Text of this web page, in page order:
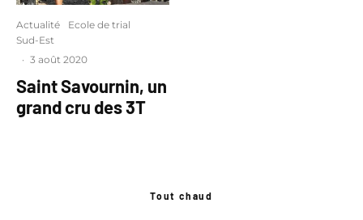
Actualité
Ecole de trial
Sud-Est
· 3 août 2020
Saint Savournin, un
grand cru des 3T
Tout chaud